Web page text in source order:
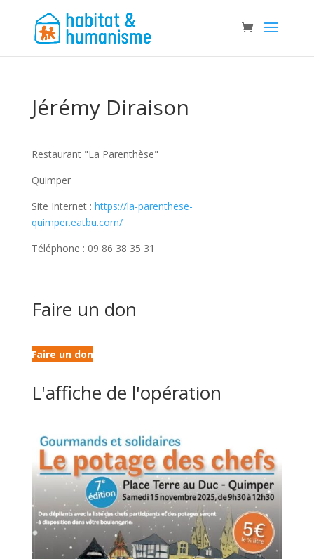
Jérémy Diraison
Restaurant "La Parenthèse"
Quimper
Site Internet : https://la-parenthese-
quimper.eatbu.com/
Téléphone : 09 86 38 35 31
Faire un don
Faire un don
L'affiche de l'opération